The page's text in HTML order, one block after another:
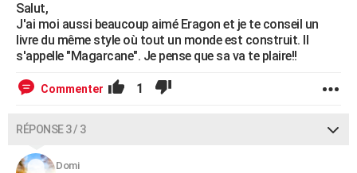
Salut,
J'ai moi aussi beaucoup aimé Eragon et je te conseil un
livre du même style où tout un monde est construit. Il
s'appelle "Magarcane". Je pense que sa va te plaire!!
Commenter 1
RÉPONSE 3 / 3
Domi